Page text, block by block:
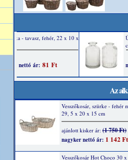
Az
Vesszőkosár, szürke - fehér
29, 5 x 20 x 15 cm
ajánlott kisker ár: (1 750 Ft)
nagyker nettó ár: 1 142 Ft
Vesszőkosár Hot Choco 30